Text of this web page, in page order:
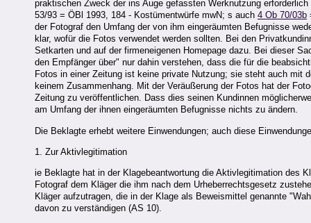
praktischen Zweck der ins Auge gefassten Werknutzung
53/93 = ÖBl 1993, 184 - Kostümentwürfe mwN; s auch 4 Ob 70/03b
der Fotograf den Umfang der von ihm eingeräumten Befugnisse
klar, wofür die Fotos verwendet werden sollten. Bei den
Setkarten und auf der firmeneigenen Homepage dazu. Bei dieser
den Empfänger über" nur dahin verstehen, dass die für die
Fotos in einer Zeitung ist keine private Nutzung; sie steht auch mit
keinem Zusammenhang. Mit der Veräußerung der Fotos hat der
Zeitung zu veröffentlichen. Dass dies seinen Kundinnen
am Umfang der ihnen eingeräumten Befugnisse nichts zu ändern.
Die Beklagte erhebt weitere Einwendungen; auch diese
1. Zur Aktivlegitimation
ie Beklagte hat in der Klagebeantwortung die Aktivlegitimation des
Fotograf dem Kläger die ihm nach dem Urheberrechtsgesetz
Kläger aufzutragen, die in der Klage als Beweismittel genannte
davon zu verständigen (AS 10).